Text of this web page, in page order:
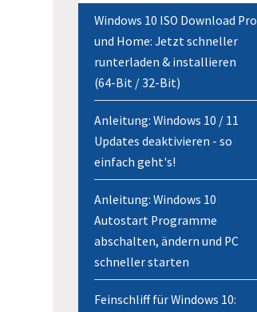
Windows 10 ISO Download Pro
und Home: Jetzt schneller
runterladen & installieren
(64-Bit / 32-Bit)
Anleitung: Windows 10 / 11
Updates deaktivieren - so
einfach geht's!
Anleitung: Windows 10
Autostart Programme
abschalten, ändern und PC
schneller starten
Feinschliff für Windows 10: